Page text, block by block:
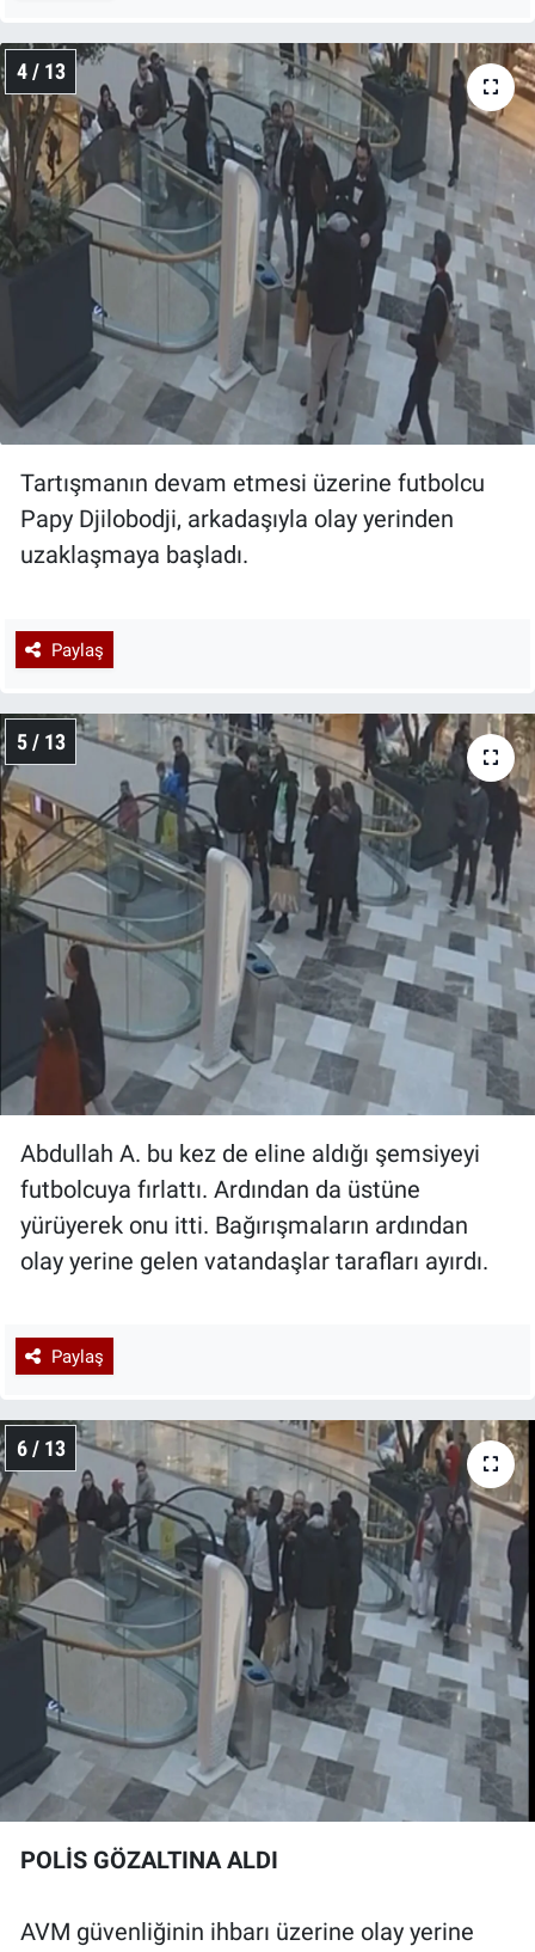
4 / 13
Tartışmanın devam etmesi üzerine futbolcu
Papy Djilobodji, arkadaşıyla olay yerinden
uzaklaşmaya başladı.
Paylaş
5 / 13
Abdullah A. bu kez de eline aldığı şemsiyeyi
futbolcuya fırlattı. Ardından da üstüne
yürüyerek onu itti. Bağırışmaların ardından
olay yerine gelen vatandaşlar tarafları ayırdı.
Paylaş
6 / 13
POLİS GÖZALTINA ALDI
AVM güvenliğinin ihbarı üzerine olay yerine